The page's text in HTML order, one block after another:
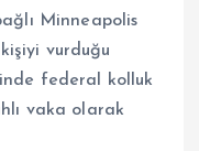
Minneapolis
vurduğu
federal kolluk
vaka olarak